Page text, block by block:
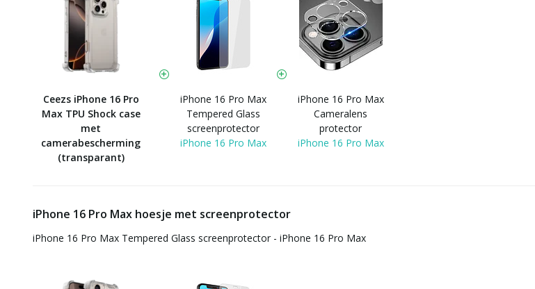
Ceezs iPhone 16 Pro
Max TPU Shock case
met
camerabescherming
(transparant)
iPhone 16 Pro Max
Tempered Glass
screenprotector
iPhone 16 Pro Max
iPhone 16 Pro Max
Cameralens
protector
iPhone 16 Pro Max
iPhone 16 Pro Max hoesje met screenprotector
iPhone 16 Pro Max Tempered Glass screenprotector - iPhone 16 Pro Max